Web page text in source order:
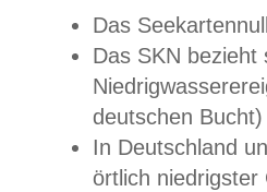
Das
Das SKN
deutschen
In Deutschland
örtlich